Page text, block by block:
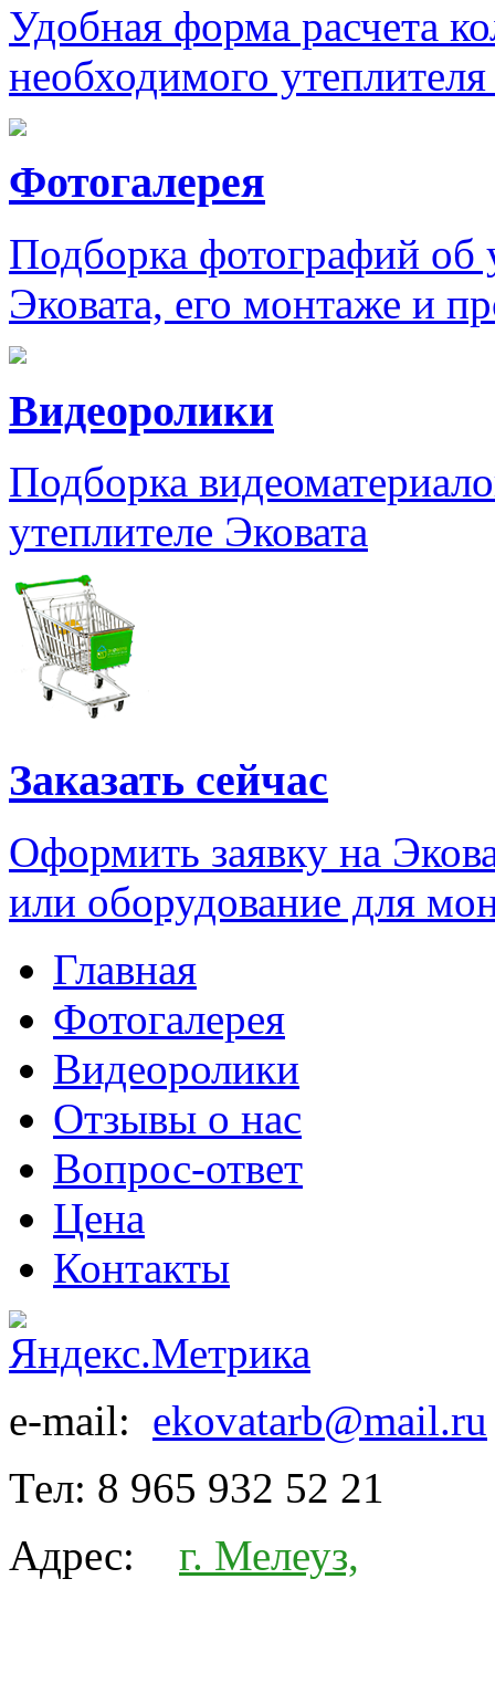
Удобная форма расчета
необходимого утеплителя
Фотогалерея
Подборка фотографий об
Эковата, его монтаже и
Видеоролики
Подборка
утеплителе Эковата
Заказать сейчас
Оформить заявку на
или оборудование для
Главная
Фотогалерея
Видеоролики
Отзывы о нас
Вопрос-ответ
Цена
Контакты
e-mail: ekovatarb@mail.ru
Тел: 8 965 932 52 21
Адрес:
г. Мелеуз,